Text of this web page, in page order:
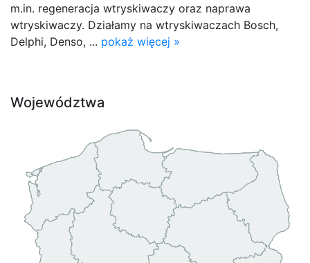
m.in. regeneracja wtryskiwaczy oraz naprawa
wtryskiwaczy. Działamy na wtryskiwaczach Bosch,
Delphi, Denso, ... pokaż więcej »
Województwa